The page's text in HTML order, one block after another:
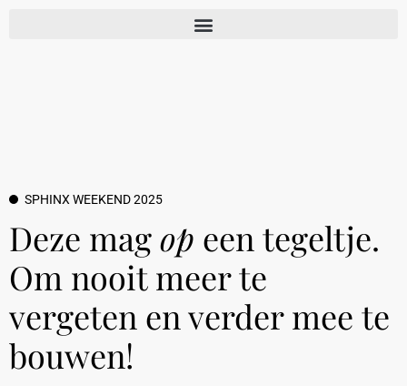
SPHINX WEEKEND 2025
Deze magop een tegeltje.
Om nooit meer te
vergeten en verder mee te
bouwen!